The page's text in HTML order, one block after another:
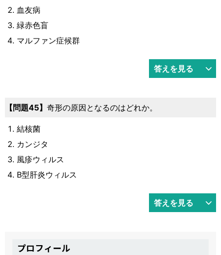
血友病
緑赤色盲
マルファン症候群
答えを見る
問題45 奇形の原因となるのはどれか。
結核菌
カンジタ
風疹ウィルス
B型肝炎ウィルス
答えを見る
プロフィール